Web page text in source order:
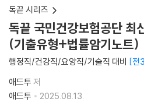
독끝 시리즈
독끝 국민건강보험공단 최
(기출유형+법률암기노트)
행정직/건강직/요양직/기술직 대비
전
애드투 저
애드투
2025.08.13.